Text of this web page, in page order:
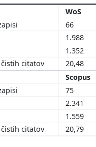
WoS
66
1.988
1.352
20,48
Scopus
75
2.341
1.559
20,79